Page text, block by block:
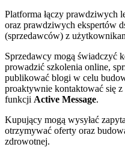
Platforma łączy prawdziwych
oraz prawdziwych ekspertów
(sprzedawców) z
Sprzedawcy mogą świadczyć
prowadzić szkolenia online,
publikować blogi w celu
proaktywnie kontaktować się
funkcji Active Message.
Kupujący mogą wysyłać
otrzymywać oferty oraz
zdrowotnej.